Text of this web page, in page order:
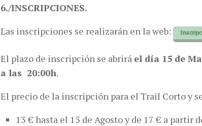
6./INSCRIPCIONES.
Las inscripciones se realizarán en la web:
El plazo de inscripción se abrirá el día 15 de
a las 20:00h.
El precio de la inscripción para el Trail Corto y
13 € hasta el 15 de Agosto y de 17 € a partir